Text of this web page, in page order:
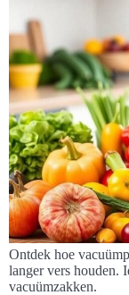
Ontdek hoe
langer vers houden.
vacuümzakken.